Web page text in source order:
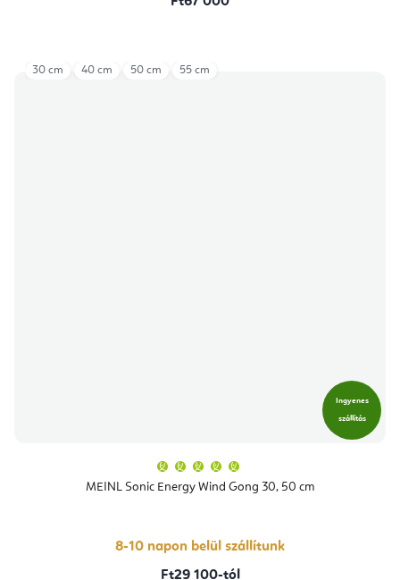
Ingyenes
szállítás
MEINL Sonic Energy Wind Gong 30, 50 cm
átlagos
értékelése
csillag.
8-10 napon belül szállítunk
Ft29 100-tól
30 cm 40 cm 50 cm 55 cm